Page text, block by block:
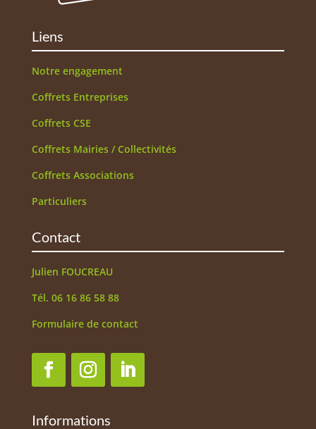
Liens
Notre engagement
Coffrets Entreprises
Coffrets CSE
Coffrets Mairies / Collectivités
Coffrets Associations
Particuliers
Contact
Julien FOUCREAU
Tél. 06 16 86 58 88
Formulaire de contact
Informations